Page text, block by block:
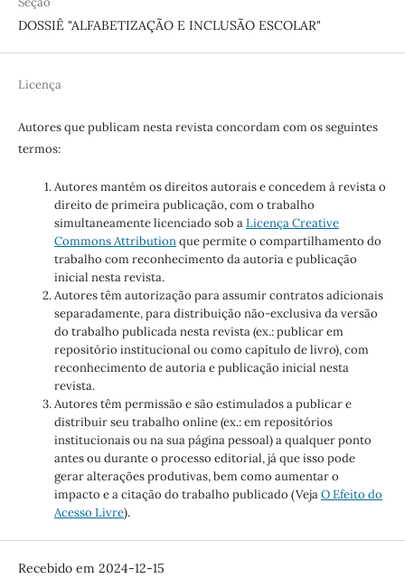
DOSSIÊ "ALFABETIZAÇÃO E INCLUSÃO ESCOLAR"
Licença
Autores que publicam nesta revista concordam com os seguintes
termos:
Autores mantém os direitos autorais e concedem à revista o
direito de primeira publicação, com o trabalho
simultaneamente licenciado sob aLicença Creative
Commons Attributionque permite o compartilhamento do
trabalho com reconhecimento da autoria e publicação
inicial nesta revista.
Autores têm autorização para assumir contratos adicionais
separadamente, para distribuição não-exclusiva da versão
do trabalho publicada nesta revista (ex.: publicar em
repositório institucional ou como capítulo de livro), com
reconhecimento de autoria e publicação inicial nesta
revista.
Autores têm permissão e são estimulados a publicar e
distribuir seu trabalho online (ex.: em repositórios
institucionais ou na sua página pessoal) a qualquer ponto
antes ou durante o processo editorial, já que isso pode
gerar alterações produtivas, bem como aumentar o
impacto e a citação do trabalho publicado (VejaO Efeito do
Acesso Livre).
Recebido em 2024-12-15